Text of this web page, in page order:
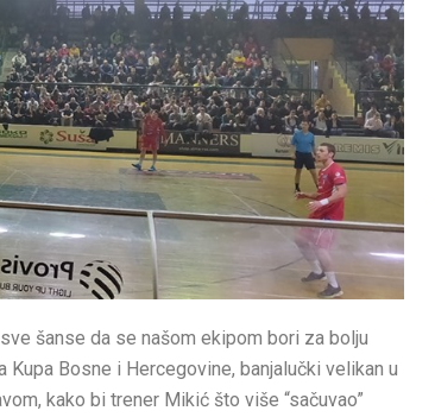
šanse da se našom ekipom bori za bolju
Bosne i Hercegovine, banjalučki velikan u
kako bi trener Mikić što više “sačuvao”